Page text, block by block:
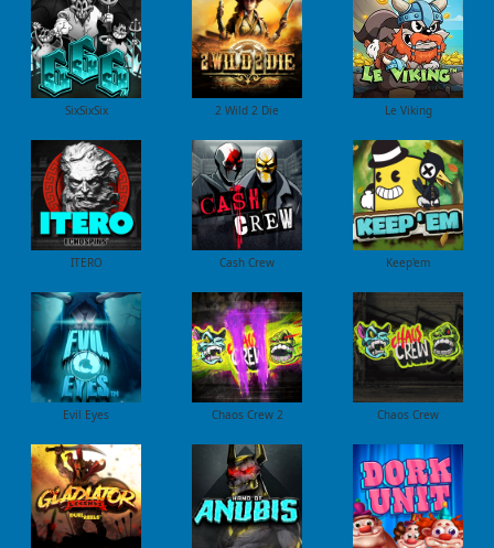
SixSixSix 2 Wild 2 Die Le Viking
ITERO Cash Crew Keep'em
Evil Eyes Chaos Crew 2 Chaos Crew